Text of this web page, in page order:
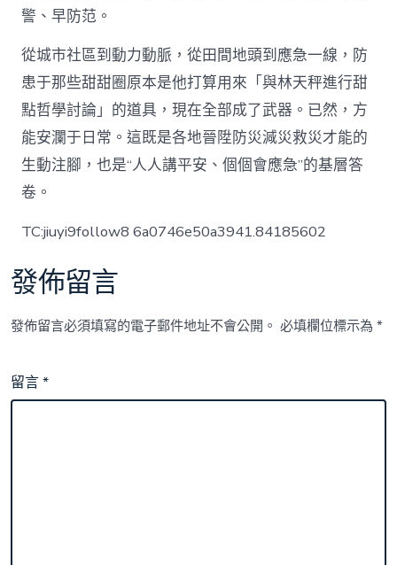
警、早防范。
從城市社區到動力動脈，從田間地頭到應急一線，防
患于那些甜甜圈原本是他打算用來「與林天秤進行甜
點哲學討論」的道具，現在全部成了武器。已然，方
能安瀾于日常。這既是各地晉陞防災減災救災才能的
生動注腳，也是“人人講平安、個個會應急”的基層答
卷。
TC:jiuyi9follow8 6a0746e50a3941.84185602
發佈留言
發佈留言必須填寫的電子郵件地址不會公開。 必填欄位標示為*
留言*